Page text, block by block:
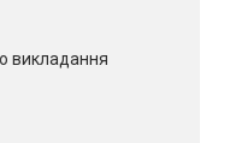
викладання